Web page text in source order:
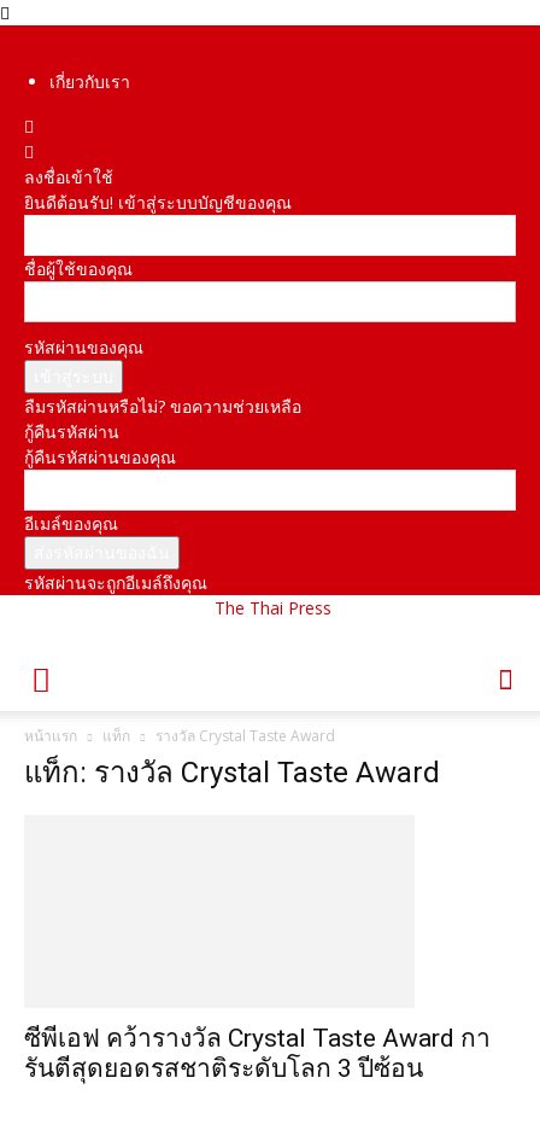
เกี่ยวกับเรา
ลงชื่อเข้าใช้
ยินดีต้อนรับ! เข้าสู่ระบบบัญชีของคุณ
ชื่อผู้ใช้ของคุณ
รหัสผ่านของคุณ
ลืมรหัสผ่านหรือไม่? ขอความช่วยเหลือ
กู้คืนรหัสผ่าน
กู้คืนรหัสผ่านของคุณ
อีเมล์ของคุณ
รหัสผ่านจะถูกอีเมล์ถึงคุณ
The Thai Press
หน้าแรก แท็ก รางวัล Crystal Taste Award
แท็ก: รางวัล Crystal Taste Award
ซีพีเอฟ คว้ารางวัล Crystal Taste Award กา
รันตีสุดยอดรสชาติระดับโลก 3 ปีซ้อน